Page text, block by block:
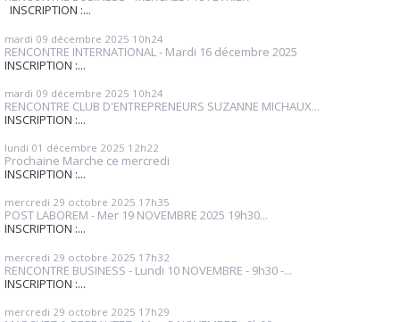
INSCRIPTION :...
mardi 09 décembre 2025 10h24
RENCONTRE INTERNATIONAL - Mardi 16 décembre 2025
INSCRIPTION :...
mardi 09 décembre 2025 10h24
RENCONTRE CLUB D'ENTREPRENEURS SUZANNE MICHAUX...
INSCRIPTION :...
lundi 01 décembre 2025 12h22
Prochaine Marche ce mercredi
INSCRIPTION :...
mercredi 29 octobre 2025 17h35
POST LABOREM - Mer 19 NOVEMBRE 2025 19h30...
INSCRIPTION :...
mercredi 29 octobre 2025 17h32
RENCONTRE BUSINESS - Lundi 10 NOVEMBRE - 9h30 -...
INSCRIPTION :...
mercredi 29 octobre 2025 17h29